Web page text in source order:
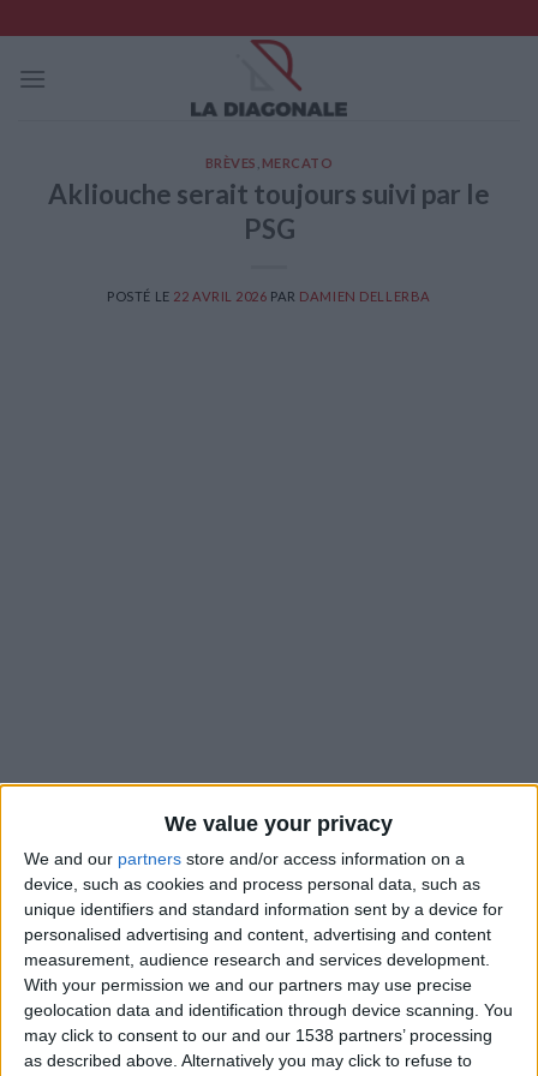
We value your privacy
We and our partners store and/or access information on a
device, such as cookies and process personal data, such as
unique identifiers and standard information sent by a device for
personalised advertising and content, advertising and content
measurement, audience research and services development.
With your permission we and our partners may use precise
geolocation data and identification through device scanning. You
may click to consent to our and our 1538 partners’ processing
as described above. Alternatively you may click to refuse to
to
content
BRÈVES MERCATO
Akliouche serait toujours suivi par le
PSG
POSTÉ LE 22 AVRIL 2026 PAR DAMIEN DELLERBA
La fin de saison approche pour l’AS Monaco, mais peut-être
pas encore pour Maghnes Akliouche qui pourrait aller à la
Coupe du monde 2026. L’international Français a pris une
nouvelle dimension cette saison et cet été pourrait bien être
le moment redouté de son départ de la Principauté. Pour
l’heure, avec des performances un peu plus contrastées tout